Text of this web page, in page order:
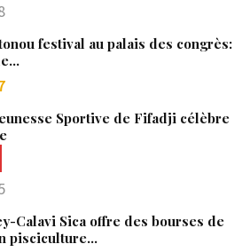
festival au palais des congrès:
Sportive de Fifadji célèbre
Calavi Sica offre des bourses de
pisciculture…